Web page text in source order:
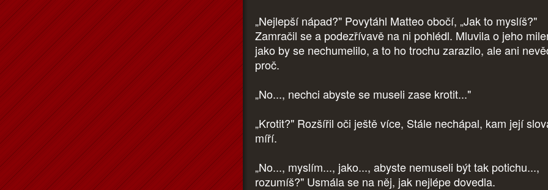
„Nejlepší nápad?" Povytáhl Matteo obočí, „Jak to myslíš?"
Zamračil se a podezřívavě na ni pohlédl. Mluvila o jeho
jako by se nechumelilo, a to ho trochu zarazilo, ale ani
proč.
„No..., nechci abyste se museli zase krotit..."
„Krotit?" Rozšířil oči ještě více, Stále nechápal, kam její
míří.
„No..., myslím..., jako..., abyste nemuseli být tak potichu...,
rozumíš?" Usmála se na něj, jak nejlépe dovedla.